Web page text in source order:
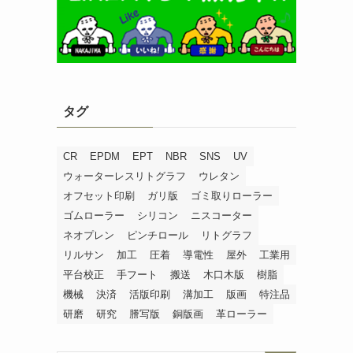
タグ
CR EPDM EPT NBR SNS
UV
ウォーターレスリトグラフ
ウレタン
オフセット印刷
ガリ版
ゴミ取りローラー
ゴムローラー
シリコン
ニスコーター
ネオプレン
ピンチロール
リトグラフ
リルサン
加工 圧着 導電性 屋外
工業用
平台校正
手フート 搬送 木口木版
樹脂
機械
決済 活版印刷 溝加工 版画
特注品
研磨
研究 謄写版 銅版画 革ローラー